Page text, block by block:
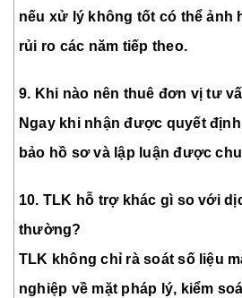
nếu xử lý không tốt có thể ảnh
rủi ro các năm tiếp theo.
9. Khi nào nên thuê đơn vị tư
Ngay khi nhận được quyết
bảo hồ sơ và lập luận được
10. TLK hỗ trợ khác gì so với
thường?
TLK không chỉ rà soát số liệu
nghiệp về mặt pháp lý, kiểm